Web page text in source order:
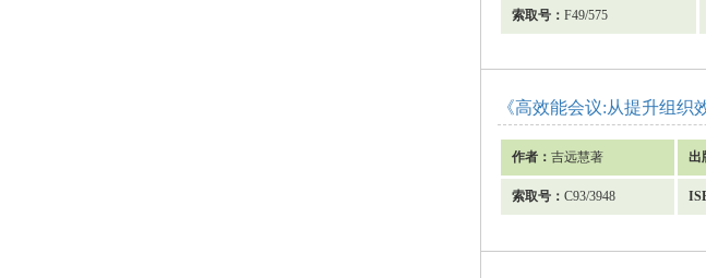
索取号： F49/575
《高效能会议:从提升组织
作者： 吉远慧著 出
索取号： C93/3948